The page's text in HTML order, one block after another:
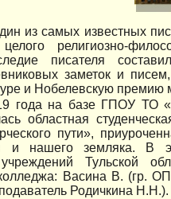
из самых известных
религиозно-
писателя
заметок и
и Нобелевскую премию
года на базе ГПОУ ТО
областная
пути»,
и нашего земляка. В
учреждений Тульской
колледжа: Васина В. (гр.
Родичкина Н.Н.).